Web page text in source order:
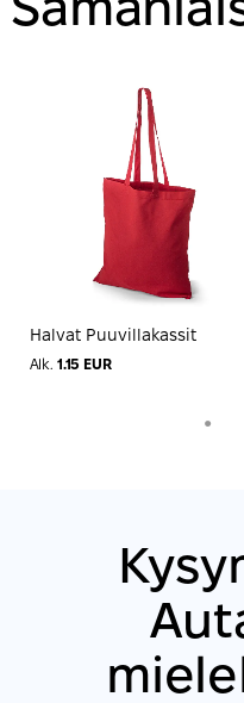
Halvat Puuvillakassit
Alk. 1.15 EUR
1